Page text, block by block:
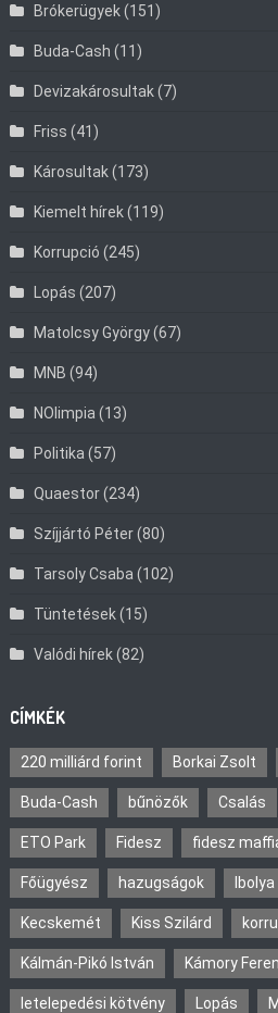
Brókerügyek(151)
Buda-Cash (11)
Devizakárosultak(7)
Friss (41)
Károsultak(173)
Kiemelt hírek(119)
Korrupció (245)
Lopás (207)
Matolcsy György(67)
MNB (94)
NOlimpia (13)
Politika (57)
Quaestor(234)
Szíjjártó Péter(80)
Tarsoly Csaba (102)
Tüntetések(15)
Valódi hírek(82)
CÍMKÉK
220 milliárd forint Borkai Zsolt
Buda-Cash bűnözők Csalás
ETO Park Fidesz fidesz
Főügyész hazugságok
Kecskemét Kiss Szilárd
Kálmán-Pikó István Kámory
letelepedési kötvény Lopás